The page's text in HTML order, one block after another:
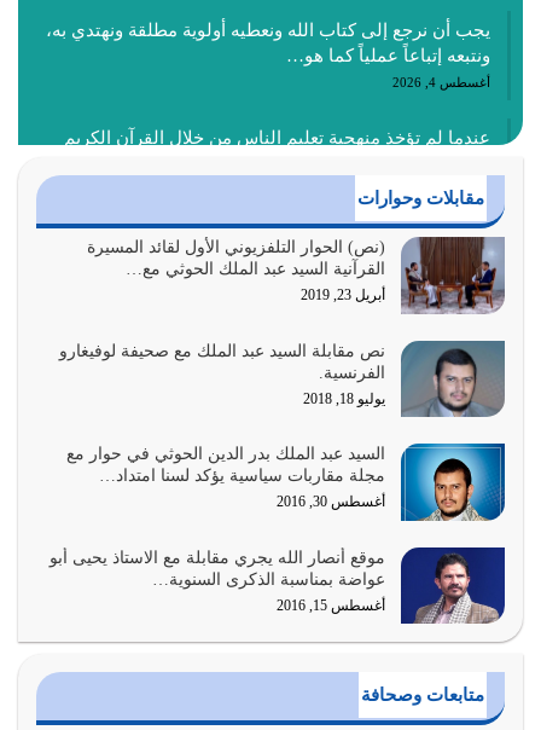
يجب أن نرجع إلى كتاب الله ونعطيه أولوية مطلقة ونهتدي به،
ونتبعه إتباعاً عملياً كما هو…
أغسطس 4, 2026
عندما لم تؤخذ منهجية تعليم الناس من خلال القرآن الكريم
أغسطس 3, 2026
الغاية من الصلاة هو ذكر الله (أقم الصلاة لذكري) إضافة إلى
{وَأَعِدُّوا لَهُمْ مَا…
أغسطس 2, 2026
السبب الرئيسي لشقاء الأمة الابتعاد عن كتاب الله والتعدي
لحدود الله بالإضافات للدين
أغسطس 1, 2026
أبرز أسباب الشقاء هو الإعراض عن ذكر الله وعن هدى الله
المتمثل في القرآن الكريم
يوليو 31, 2026
أولياء الشيطان كلما كانوا أكثر ولاءً وطاعة للشيطان كلما كانوا
أكثر ضعفاً
يوليو 30, 2026
وعد الله تعالى من يُقتل في سبيله بالحياة الأبدية والرزق
والاستبشار والنجاة والخلود في…
مقابلات وحوارات
(نص) الحوار التلفزيوني الأول لقائد المسيرة
القرآنية السيد عبد الملك الحوثي مع…
أبريل 23, 2019
نص مقابلة السيد عبد الملك مع صحيفة لوفيغارو
الفرنسية.
يوليو 18, 2018
السيد عبد الملك بدر الدين الحوثي في حوار مع
مجلة مقاربات سياسية يؤكد لسنا امتداد…
أغسطس 30, 2016
موقع أنصار الله يجري مقابلة مع الاستاذ يحيى أبو
عواضة بمناسبة الذكرى السنوية…
أغسطس 15, 2016
متابعات وصحافة